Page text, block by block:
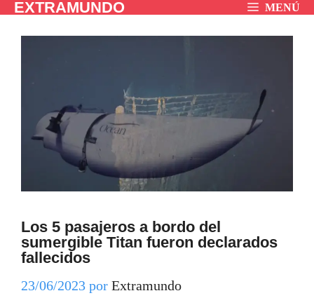
SaltarEXTRAMUNDO MENÚ
Los 5 pasajeros a bordo del
sumergible Titan fueron declarados
fallecidos
23/06/2023 por Extramundo